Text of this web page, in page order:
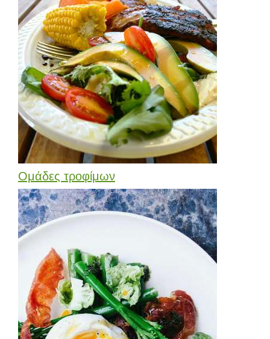
Ομάδες τροφίμων